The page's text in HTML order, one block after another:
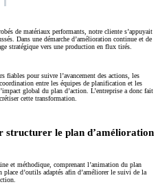
de matériaux performants, notre cliente s’appuyait
Dans une démarche d’amélioration continue et de
stratégique vers une production en flux tirés.
fiables pour suivre l’avancement des actions, les
entre les équipes de planification et les
global du plan d’action. L’entreprise a donc fait
cette transformation.
structurer le plan d’amélioration
et méthodique, comprenant l’animation du plan
d’outils adaptés afin d’améliorer le suivi de la